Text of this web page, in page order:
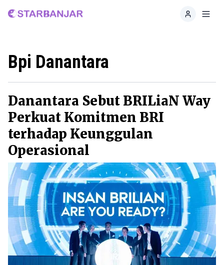
Home
Bpi Danantara
Danantara Sebut BRILiaN Way
Perkuat Komitmen BRI
terhadap Keunggulan
Operasional